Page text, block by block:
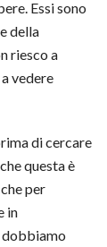
Essi sono
della
riesco a
vedere
di cercare
questa è
per
in
dobbiamo